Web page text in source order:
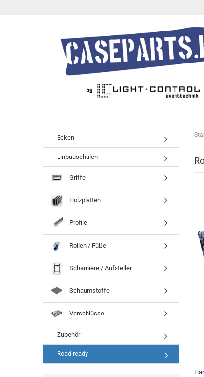
Ecken
Einbauschalen
Griffe
Holzplatten
Profile
Rollen / Füße
Scharniere / Aufsteller
Schaumstoffe
Verschlüsse
Zubehör
Road ready